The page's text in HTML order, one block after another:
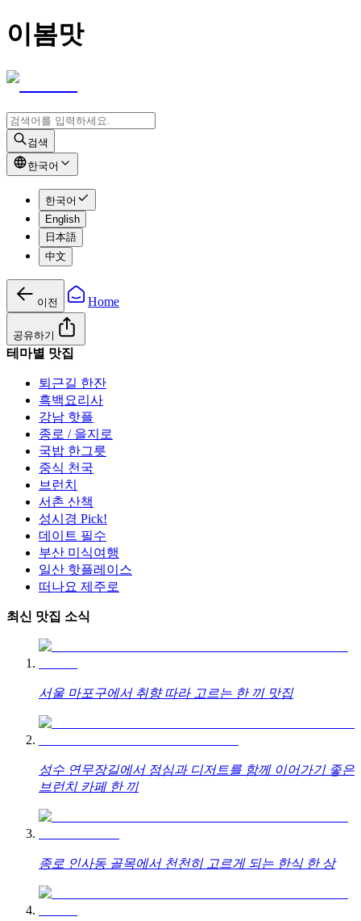
이봄맛
검색
한국어
한국어
English
日本語
中文
이전 Home
공유하기
테마별 맛집
퇴근길 한잔
흑백요리사
강남 핫플
종로 / 을지로
국밥 한그릇
중식 천국
브런치
서촌 산책
성시경 Pick!
데이트 필수
부산 미식여행
일산 핫플레이스
떠나요 제주로
최신 맛집 소식
서울 마포구에서 취향 따라 고르는 한 끼 맛집
성수 연무장길에서 점심과 디저트를 함께 이어가기 좋은
브런치 카페 한 끼
종로 인사동 골목에서 천천히 고르게 되는 한식 한 상